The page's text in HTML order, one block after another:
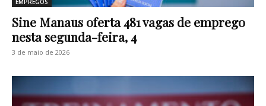
EMPREGOS
Sine Manaus oferta 481 vagas de emprego
nesta segunda-feira, 4
3 de maio de 2026